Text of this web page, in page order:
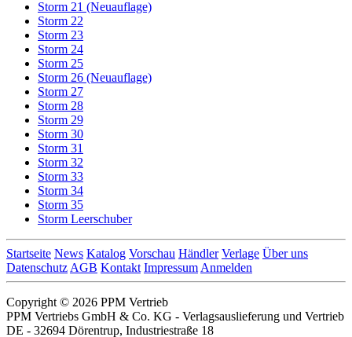
Storm 21 (Neuauflage)
Storm 22
Storm 23
Storm 24
Storm 25
Storm 26 (Neuauflage)
Storm 27
Storm 28
Storm 29
Storm 30
Storm 31
Storm 32
Storm 33
Storm 34
Storm 35
Storm Leerschuber
Startseite News Katalog Vorschau Händler Verlage Über uns
Datenschutz AGB Kontakt Impressum Anmelden
Copyright © 2026 PPM Vertrieb
PPM Vertriebs GmbH & Co. KG - Verlagsauslieferung und Vertrieb
DE - 32694 Dörentrup, Industriestraße 18